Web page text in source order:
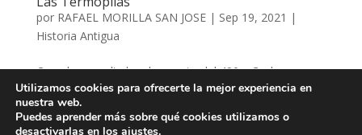
por RAFAEL MORILLA SAN JOSE| Sep 19, 2021 |
Historia Antigua
Cuando a mediados de agosto del 490 a.C. el rey
Leónidas de Esparta observó en el horizonte, al norte,
una gran polvareda cada vez más densa, supo que el
ejército del Gran Rey se aproximaba. Tras la polvareda
Utilizamos cookies para ofrecerte la mejor experiencia en
nuestra web.
Puedes aprender más sobre qué cookies utilizamos o
desactivarlas en los ajustes.